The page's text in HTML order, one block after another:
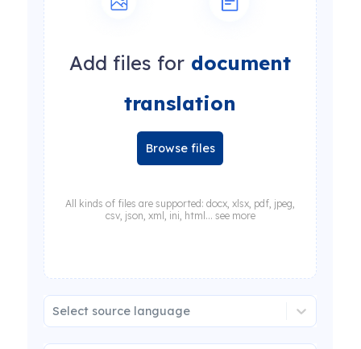
Add files for document
translation
Browse files
All kinds of files are supported: docx, xlsx, pdf, jpeg,
csv, json, xml, ini, html... see more
Select source language